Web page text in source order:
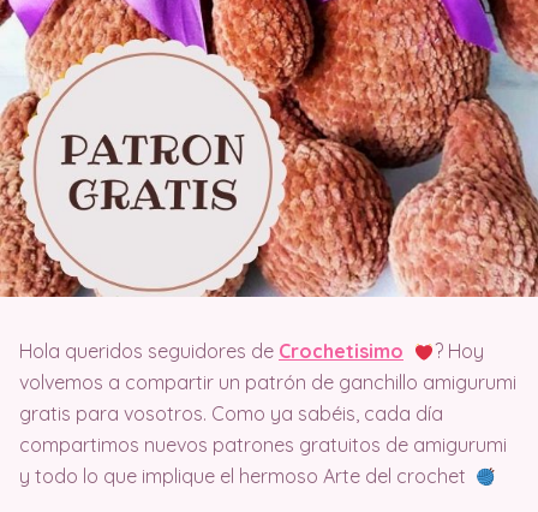
Hola queridos seguidores de Crochetisimo
? Hoy
volvemos a compartir un patrón de ganchillo amigurumi
gratis para vosotros. Como ya sabéis, cada día
compartimos nuevos patrones gratuitos de amigurumi
y todo lo que implique el hermoso Arte del crochet